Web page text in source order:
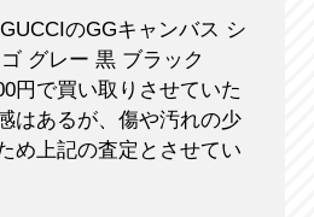
のGGキャンバス シ
グレー 黒 ブラック
円で買い取りさせていた
はあるが、傷や汚れの少
め上記の査定とさせてい